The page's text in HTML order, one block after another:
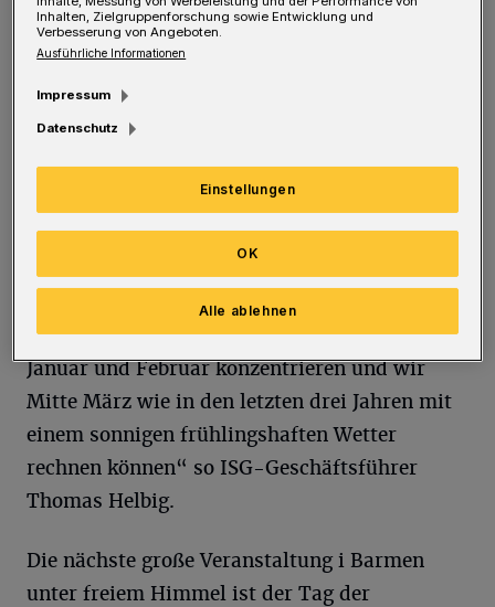
Die schweren Orkan- und Sturmböen am
Samstagabend mit Windgeschwindigkeiten bis
zu über 100 km/h und die zu erwartenden
Wetterverhältnisse am Sonntag hätten keine
andere Entscheidung zugelassen. „Wir hoffen,
dass zum fünfjährigen Jubiläum des Marktes
in 2020 sich die Winterstürme wieder auf
Januar und Februar konzentrieren und wir
Mitte März wie in den letzten drei Jahren mit
einem sonnigen frühlingshaften Wetter
rechnen können“ so ISG-Geschäftsführer
Thomas Helbig.
Die nächste große Veranstaltung i Barmen
unter freiem Himmel ist der Tag der
Inhalten, Zielgruppenforschung sowie Entwicklung und
Verbesserung von Angeboten.
Ausführliche Informationen
Impressum
Datenschutz
Einstellungen
Alle ablehnen
OK